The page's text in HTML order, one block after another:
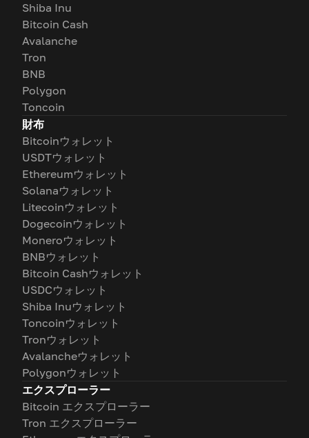
Shiba Inu
Bitcoin Cash
Avalanche
Tron
BNB
Polygon
Toncoin
財布
Bitcoinウォレット
USDTウォレット
Ethereumウォレット
Solanaウォレット
Litecoinウォレット
Dogecoinウォレット
Moneroウォレット
BNBウォレット
Bitcoin Cashウォレット
USDCウォレット
Shiba Inuウォレット
Toncoinウォレット
Tronウォレット
Avalancheウォレット
Polygonウォレット
エクスプローラー
Bitcoin エクスプローラー
Tron エクスプローラー